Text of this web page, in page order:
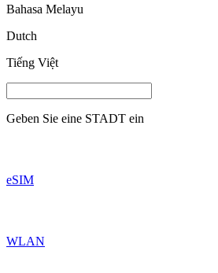
Bahasa Melayu
Dutch
Tiếng Việt
Geben Sie eine STADT ein
eSIM
WLAN